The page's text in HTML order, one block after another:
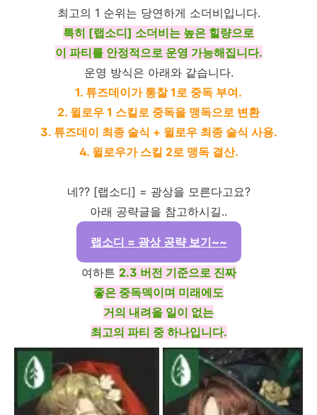
최고의 1 순위는 당연하게 소더비입니다.
특히 [랩소디] 소더비는 높은 힐량으로
이 파티를 안정적으로 운영 가능해집니다.
운영 방식은 아래와 같습니다.
1. 튜즈데이가 통찰 1로 중독 부여.
2. 윌로우 1 스킬로 중독을 맹독으로 변환
3. 튜즈데이 최종 술식 + 윌로우 최종 술식 사용.
4. 윌로우가 스킬 2로 맹독 결산.
네?? [랩소디] = 광상을 모른다고요?
아래 공략글을 참고하시길..
랩소디 = 광상 공략 보기~~
여하튼 2.3 버전 기준으로 진짜
좋은 중독덱이며 미래에도
거의 내려올 일이 없는
최고의 파티 중 하나입니다.